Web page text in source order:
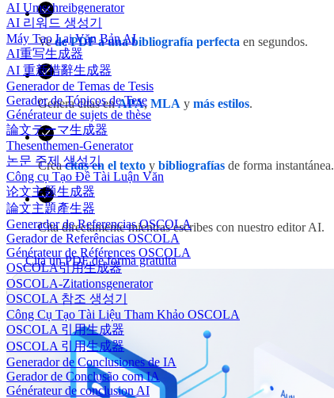
AI Umschreibgenerator
AI 리워드 생성기
Máy Tạo Lại Văn Bản AI
AI重写生成器
AI 重新措辭生成器
Generador de Temas de Tesis
Gerador de Tópicos de Tese
Générateur de sujets de thèse
論文テーマ生成器
Thesenthemen-Generator
논문 주제 생성기
Công cụ Tạo Đề Tài Luận Văn
论文主题生成器
論文主題產生器
Generador de Referencias OSCOLA
Gerador de Referências OSCOLA
Générateur de Références OSCOLA
OSCOLA引用生成器
OSCOLA-Zitationsgenerator
OSCOLA 참조 생성기
Công Cụ Tạo Tài Liệu Tham Khảo OSCOLA
OSCOLA 引用生成器
OSCOLA 引用生成器
Generador de Conclusiones de IA
Gerador de Conclusão com IA
Générateur de conclusion AI
Vede PDF a una bibliografía perfecta en segundos.
Genera citas enAPA, MLA y más estilos.
Creacitas en el texto y bibliografías de forma instantánea.
Cita directamente mientras escribes con nuestro editor AI.
Cita un PDF de forma gratuita